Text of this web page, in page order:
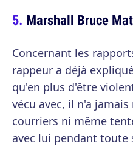
Marshall Bruce
Concernant les
rappeur a déjà
qu'en plus d'être
vécu avec, il n'a
courriers ni même
avec lui pendant toute